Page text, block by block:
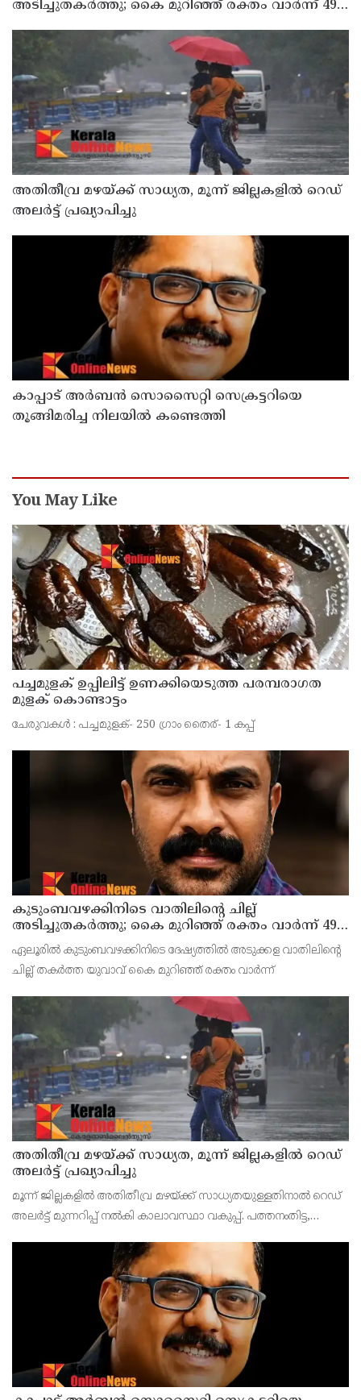
അടിച്ചുതകര്‍ത്തു; കൈ മുറിഞ്ഞ് രക്തം വാര്‍ന്ന് 49-
അതിതീവ്ര മഴയ്ക്ക് സാധ്യത, മൂന്ന് ജില്ലകളിൽ റെഡ്
അലർട്ട് പ്രഖ്യാപിച്ചു
കാപ്പാട് അര്‍ബന്‍ സൊസൈറ്റി സെക്രട്ടറിയെ
തൂങ്ങിമരിച്ച നിലയില്‍ കണ്ടെത്തി
You May Like
പച്ചമുളക് ഉപ്പിലിട്ട് ഉണക്കിയെടുത്ത പരമ്പരാഗത
മുളക് കൊണ്ടാട്ടം
ചേരുവകള്‍ : പച്ചമുളക്- 250 ഗ്രാം തൈര്- 1 കപ്പ്
കുടുംബവഴക്കിനിടെ വാതിലിന്റെ ചില്ല്
അടിച്ചുതകര്‍ത്തു; കൈ മുറിഞ്ഞ് രക്തം വാര്‍ന്ന് 49-
കാരന് ദാരുണാന്ത്യം
ഏലൂരില്‍ കുടുംബവഴക്കിനിടെ ദേഷ്യത്തില്‍ അടുക്കള വാതിലിന്റെ
ചില്ല് തകർത്ത യുവാവ് കൈ മുറിഞ്ഞ് രക്തം വാർന്ന്
അതിതീവ്ര മഴയ്ക്ക് സാധ്യത, മൂന്ന് ജില്ലകളിൽ റെഡ്
അലർട്ട് പ്രഖ്യാപിച്ചു
മൂന്ന് ജില്ലകളിൽ അതിതീവ്ര മഴയ്ക്ക് സാധ്യതയുള്ളതിനാൽ റെഡ്
അലർട്ട് മുന്നറിപ്പ് നൽകി കാലാവസ്ഥാ വകുപ്പ്. പത്തനംതിട്ട,
ഈ ജില്ലകളിൽ 24 മണിക്കൂറിൽ 2